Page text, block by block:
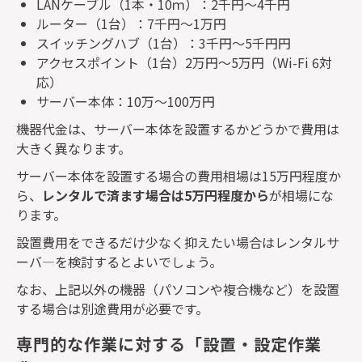
LANケーブル（1本・ 10ｍ）： 2千円～4千円
ルーター（1台）： 7千円～1万円
スイッチングハブ（1台）： 3千円～5千円円
アクセスポイント（1台） 2万円～5万円（Wi-Fi 6対
応）
サーバー本体： 10万〜100万円
機器代金は、サーバー本体を設置するかどうかで費用は
大きく異なります。
サーバー本体を設置する場合の費用相場は15万円程度か
ら、 レンタルで済ます場合は5万円程度からが相場にな
ります。
設置費用をできるだけ少なく抑えたい場合はレンタルサ
ーバ―を検討するとよいでしょう。
なお、上記以外の機器（パソコンや複合機など）を設置
する場合は別途費用が必要です。
専門的な作業に対する「設置・設定作業